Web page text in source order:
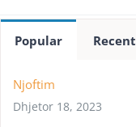
Popular Recent
Njoftim
Dhjetor 18, 2023